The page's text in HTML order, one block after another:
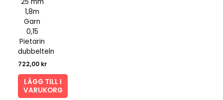
1,8m
Garn
0,15
Pietarin
dubbelteln
722,00 kr
LÄGG TILL I
VARUKORG